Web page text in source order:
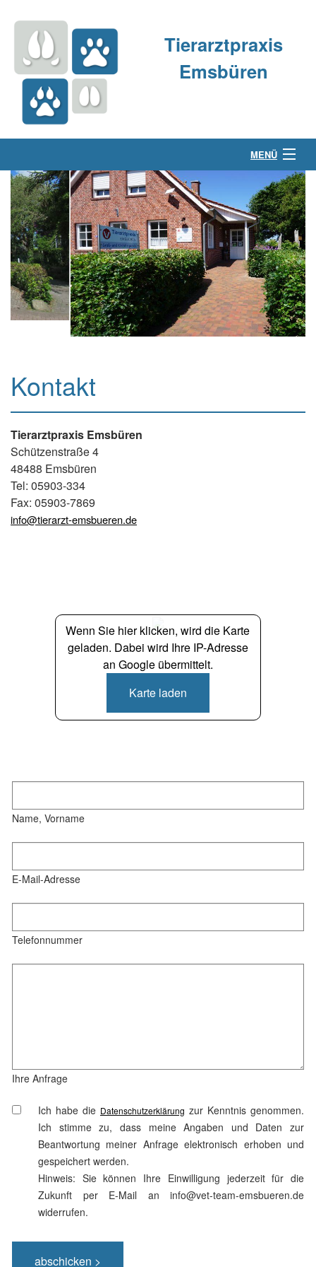
Tierarztpraxis
Emsbüren
MENÜ
Über uns
Kleintierpraxis
Großtierpraxis
Kontakt & Anfahrt
Kontakt
Tierarztpraxis Emsbüren
Schützenstraße 4
48488 Emsbüren
Tel: 05903-334
Fax: 05903-7869
info@tierarzt-emsbueren.de
Wenn Sie hier klicken, wird die Karte
geladen. Dabei wird Ihre IP-Adresse
an Google übermittelt.
Karte laden
Name, Vorname
E-Mail-Adresse
Telefonnummer
Ihre Anfrage
Ich habe die Datenschutzerklärung zur Kenntnis genommen.
Ich stimme zu, dass meine Angaben und Daten zur
Beantwortung meiner Anfrage elektronisch erhoben und
gespeichert werden.
Hinweis: Sie können Ihre Einwilligung jederzeit für die
Zukunft per E-Mail an info@vet-team-emsbueren.de
widerrufen.